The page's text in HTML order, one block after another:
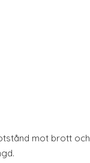
mot brott och